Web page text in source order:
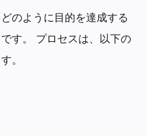
のように目的を達成する
す。 プロセスは、以下の
。